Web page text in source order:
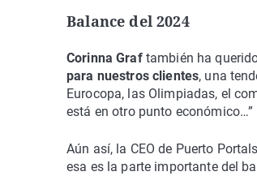
Balance del 2024
Corinna Graftambién ha
para nuestros clientes, una
Eurocopa, las Olimpiadas, el
está en otro punto económico…”
Aún así, la CEO de Puerto
esa es la parte importante del